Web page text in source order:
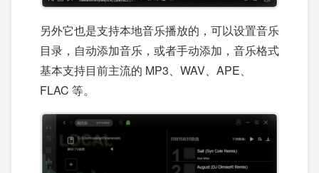
另外它也是支持本地音乐播放的，可以设置音乐
目录，自动添加音乐，或者手动添加，音乐格式
基本支持目前主流的 MP3、WAV、APE、
FLAC 等。